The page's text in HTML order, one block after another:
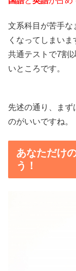
文系科目が苦手な
くなってしまいま
共通テストで7割
いところです。
先述の通り、まず
のがいいですね。
あなただけ
う！